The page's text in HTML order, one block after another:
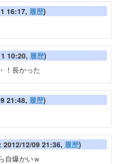
16:17, 履歴)
10:20, 履歴)
！長かった
21:48, 履歴)
2012/12/09 21:36, 履歴)
自爆かいｗ